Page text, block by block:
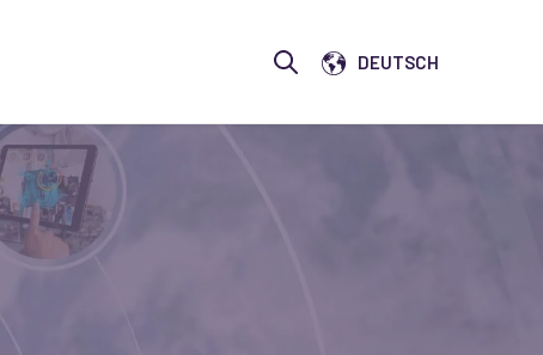
Open searchDEUTSCH